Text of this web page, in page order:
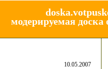
модерируемая доска
10.05.2007